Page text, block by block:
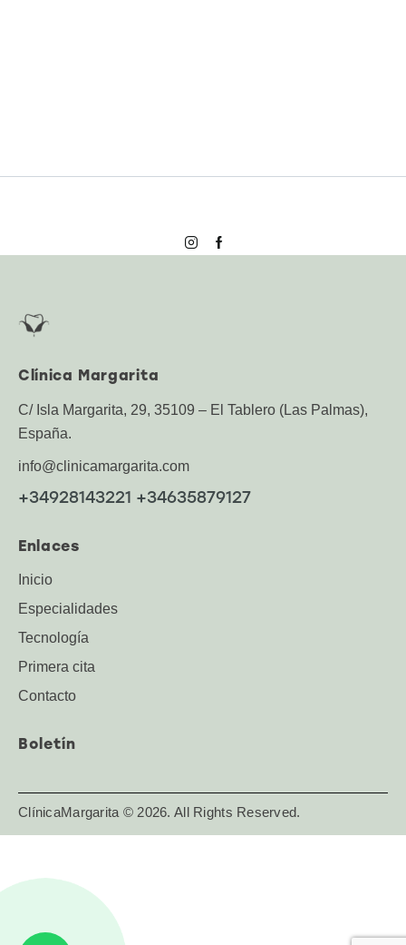
Clínica Margarita
C/ Isla Margarita, 29, 35109 – El Tablero (Las Palmas),
España.
info@clinicamargarita.com
+34928143221 +34635879127
Enlaces
Inicio
Especialidades
Tecnología
Primera cita
Contacto
Boletín
ClínicaMargarita © 2026. All Rights Reserved.